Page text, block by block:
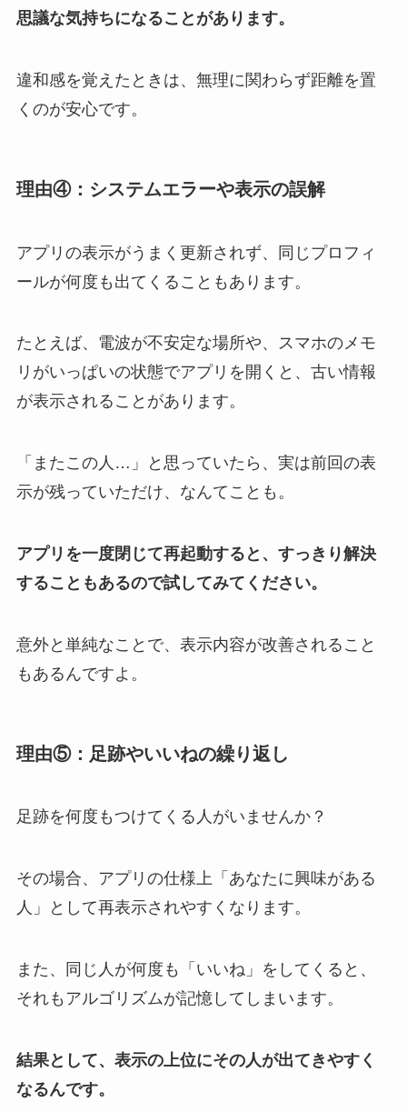
思議な気持ちになることがあります。
違和感を覚えたときは、無理に関わらず距離を置
くのが安心です。
理由④：システムエラーや表示の誤解
アプリの表示がうまく更新されず、同じプロフィ
ールが何度も出てくることもあります。
たとえば、電波が不安定な場所や、スマホのメモ
リがいっぱいの状態でアプリを開くと、古い情報
が表示されることがあります。
「またこの人…」と思っていたら、実は前回の表
示が残っていただけ、なんてことも。
アプリを一度閉じて再起動すると、すっきり解決
することもあるので試してみてください。
意外と単純なことで、表示内容が改善されること
もあるんですよ。
理由⑤：足跡やいいねの繰り返し
足跡を何度もつけてくる人がいませんか？
その場合、アプリの仕様上「あなたに興味がある
人」として再表示されやすくなります。
また、同じ人が何度も「いいね」をしてくると、
それもアルゴリズムが記憶してしまいます。
結果として、表示の上位にその人が出てきやすく
なるんです。